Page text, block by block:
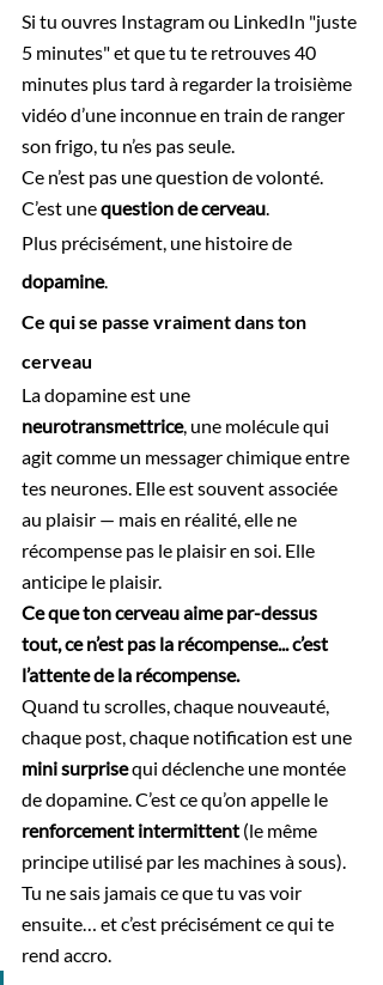
Si tu ouvres Instagram ou LinkedIn "juste
5 minutes" et que tu te retrouves 40
minutes plus tard à regarder la troisième
vidéo d’une inconnue en train de ranger
son frigo, tu n’es pas seule.
Ce n’est pas une question de volonté.
C’est une question de cerveau
Plus précisément, une histoire de
dopamine.
Ce qui se passe vraiment dans ton
cerveau
La dopamine est une
neurotransmettrice, une molécule qui
agit comme un messager chimique entre
tes neurones. Elle est souvent associée
au plaisir — mais en réalité, elle ne
récompense pas le plaisir en soi. Elle
anticipe le plaisir.
Ce que ton cerveau aime par-dessus
tout, ce n’est pas la récompense... c’est
l’attente de la récompense.
Quand tu scrolles, chaque nouveauté,
chaque post, chaque notification est une
mini surprise qui déclenche une montée
de dopamine. C’est ce qu’on appelle le
renforcement intermittent (le même
principe utilisé par les machines à sous).
Tu ne sais jamais ce que tu vas voir
ensuite… et c’est précisément ce qui te
rend accro.